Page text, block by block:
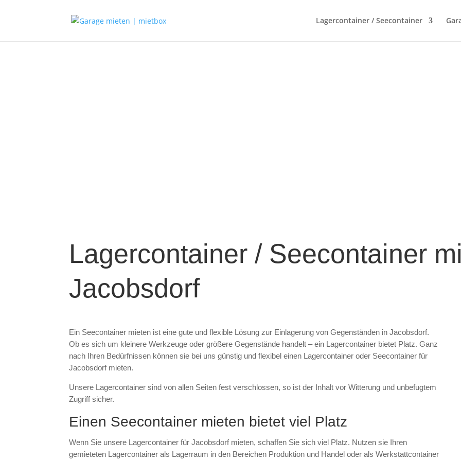
Lagercontainer / Seecontainer
Lagercontainer / Seecontainer
Jacobsdorf
Ein Seecontainer mieten ist eine gute und flexible Lösung zur Einlagerung von Gegenständen in Jacobsdorf.
Ob es sich um kleinere Werkzeuge oder größere Gegenstände handelt – ein Lagercontainer bietet Platz. Ganz
nach Ihren Bedürfnissen können sie bei uns günstig und flexibel einen Lagercontainer oder Seecontainer für
Jacobsdorf mieten.
Unsere Lagercontainer sind von allen Seiten fest verschlossen, so ist der Inhalt vor Witterung und unbefugtem
Zugriff sicher.
Einen Seecontainer mieten bietet viel Platz
Wenn Sie unsere Lagercontainer für Jacobsdorf mieten, schaffen Sie sich viel Platz. Nutzen sie Ihren
gemieteten Lagercontainer als Lagerraum in den Bereichen Produktion und Handel oder als Werkstattcontainer